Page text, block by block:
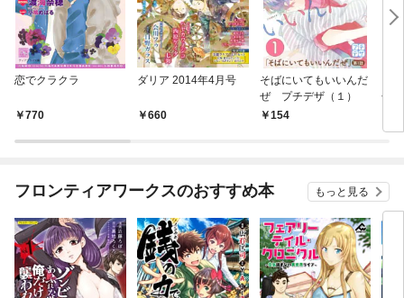
恋でクラクラ
770
ダリア 2014年4月号
660
そばにいてもいいんだ
ぜ プチデザ（１）
154
ぜ
フロンティアワークスのおすすめ本 もっと見る